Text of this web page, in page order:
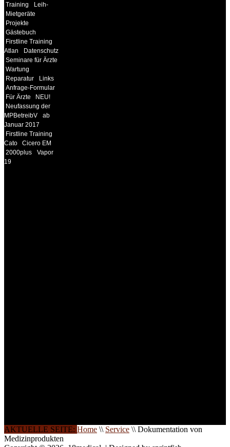
Training
Leih-
Mietgeräte
Projekte
Gästebuch
Firstline Training
Atlan
Datenschutz
Seminare für Ärzte
Wartung
Reparatur
Links
Anfrage-Formular
Für Ärzte
NEU!
Neufassung der
MPBetreibV
ab
Januar 2017
Firstline Training
Cato
Cicero EM
2000plus
Vapor
19
AKTUELLE SEITE: Home \\ Service \\ Dokumentation von
Medizinprodukten